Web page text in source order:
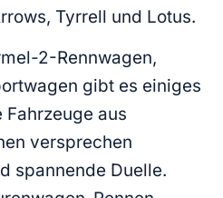
Tyrrell und Lotus.
2-Rennwagen,
gibt es einiges
Fahrzeuge aus
versprechen
spannende Duelle.